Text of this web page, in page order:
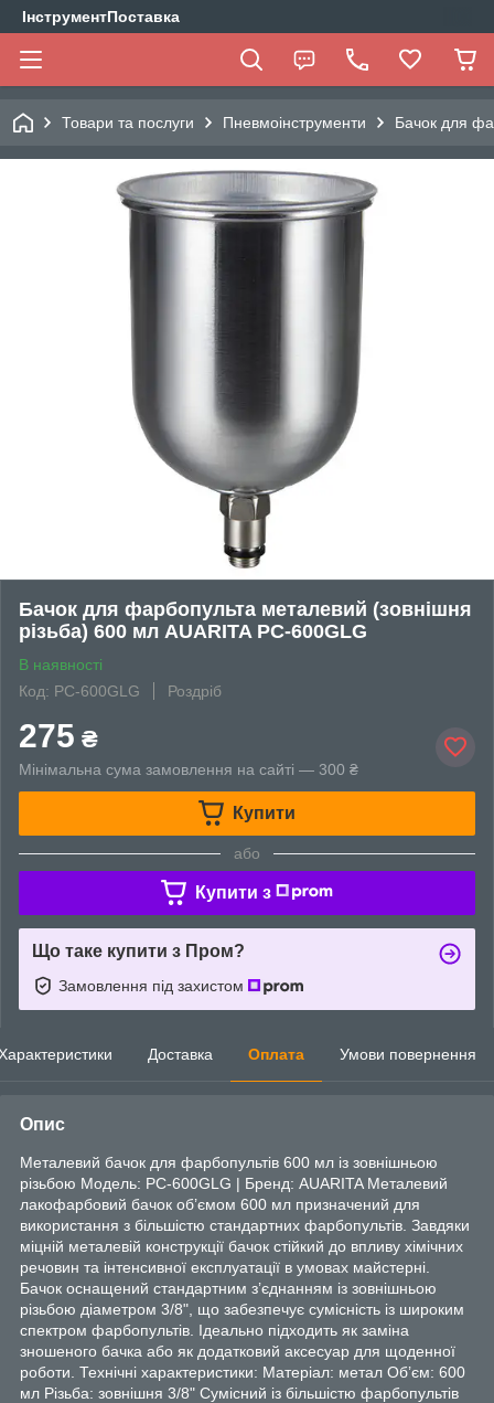
ІнструментПоставка
Товари та послуги Пневмоінструменти Бачок для
Бачок для фарбопульта металевий (зовнішня
різьба) 600 мл AUARITA PC-600GLG
В наявності
Код: PC-600GLG
Роздріб
275 ₴
Мінімальна сума замовлення на сайті — 300 ₴
Купити
або
Купити з
Що таке купити з Пром?
Замовлення під захистом
Доставка Оплата Умови повернення
Опис
Металевий бачок для фарбопультів 600 мл із зовнішньою
різьбою Модель: PC-600GLG | Бренд: AUARITA Металевий
лакофарбовий бачок об’ємом 600 мл призначений для
використання з більшістю стандартних фарбопультів. Завдяки
міцній металевій конструкції бачок стійкий до впливу хімічних
речовин та інтенсивної експлуатації в умовах майстерні.
Бачок оснащений стандартним з’єднанням із зовнішньою
різьбою діаметром 3/8", що забезпечує сумісність із широким
спектром фарбопультів. Ідеально підходить як заміна
зношеного бачка або як додатковий аксесуар для щоденної
роботи. Технічні характеристики: Матеріал: метал Об’єм: 600
мл Різьба: зовнішня 3/8" Сумісний із більшістю фарбопультів